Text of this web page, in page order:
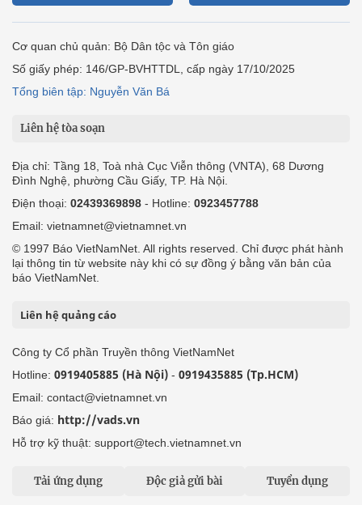
Cơ quan chủ quản: Bộ Dân tộc và Tôn giáo
Số giấy phép: 146/GP-BVHTTDL, cấp ngày 17/10/2025
Tổng biên tập: Nguyễn Văn Bá
Liên hệ tòa soạn
Địa chỉ: Tầng 18, Toà nhà Cục Viễn thông (VNTA), 68 Dương
Đình Nghệ, phường Cầu Giấy, TP. Hà Nội.
Điện thoại: 02439369898 - Hotline: 0923457788
Email: vietnamnet@vietnamnet.vn
© 1997 Báo VietNamNet. All rights reserved. Chỉ được phát hành
lại thông tin từ website này khi có sự đồng ý bằng văn bản của
báo VietNamNet.
Liên hệ quảng cáo
Công ty Cổ phần Truyền thông VietNamNet
Hotline: 0919405885 (Hà Nội) - 0919435885 (Tp.HCM)
Email: contact@vietnamnet.vn
Báo giá: http://vads.vn
Hỗ trợ kỹ thuật: support@tech.vietnamnet.vn
Tải ứng dụng Độc giả gửi bài Tuyển dụng